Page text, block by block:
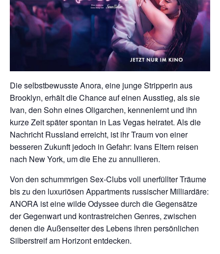
Die selbstbewusste Anora, eine junge Stripperin aus
Brooklyn, erhält die Chance auf einen Ausstieg, als sie
Ivan, den Sohn eines Oligarchen, kennenlernt und ihn
kurze Zeit später spontan in Las Vegas heiratet. Als die
Nachricht Russland erreicht, ist ihr Traum von einer
besseren Zukunft jedoch in Gefahr: Ivans Eltern reisen
nach New York, um die Ehe zu annullieren.
Von den schummrigen Sex-Clubs voll unerfüllter Träume
bis zu den luxuriösen Appartments russischer Milliardäre:
ANORA ist eine wilde Odyssee durch die Gegensätze
der Gegenwart und kontrastreichen Genres, zwischen
denen die Außenseiter des Lebens ihren persönlichen
Silberstreif am Horizont entdecken.